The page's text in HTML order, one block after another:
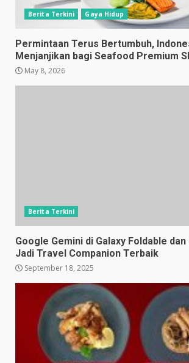
Berita Terkini Gaya Hidup
Permintaan Terus Bertumbuh,
Menjanjikan bagi Seafood Premium
May 8, 2026
Berita Terkini
Google Gemini di Galaxy Foldable dan
Jadi Travel Companion Terbaik
September 18, 2025